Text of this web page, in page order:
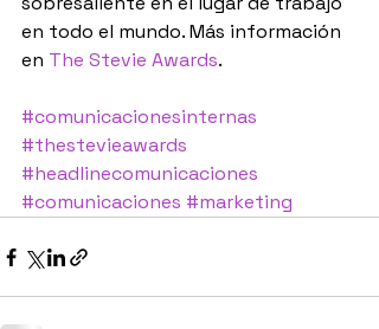
en todo el mundo. Más información
en The Stevie Awards.
#comunicacionesinternas
#thestevieawards
#headlinecomunicaciones
#comunicaciones #marketing